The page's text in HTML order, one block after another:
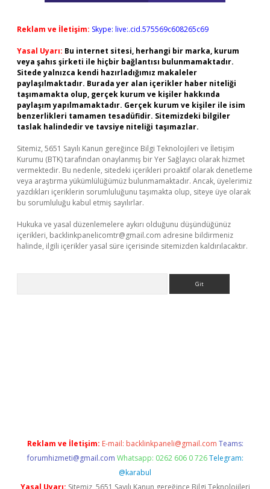
Reklam ve İletişim: Skype: live:.cid.575569c608265c69
Yasal Uyarı: Bu internet sitesi, herhangi bir marka, kurum
veya şahıs şirketi ile hiçbir bağlantısı bulunmamaktadır.
Sitede yalnızca kendi hazırladığımız makaleler
paylaşılmaktadır. Burada yer alan içerikler haber niteliği
taşımamakta olup, gerçek kurum ve kişiler hakkında
paylaşım yapılmamaktadır. Gerçek kurum ve kişiler ile isim
benzerlikleri tamamen tesadüfidir. Sitemizdeki bilgiler
taslak halindedir ve tavsiye niteliği taşımazlar.
Sitemiz, 5651 Sayılı Kanun gereğince Bilgi Teknolojileri ve İletişim
Kurumu (BTK) tarafından onaylanmış bir Yer Sağlayıcı olarak hizmet
vermektedir. Bu nedenle, sitedeki içerikleri proaktif olarak denetleme
veya araştırma yükümlülüğümüz bulunmamaktadır. Ancak, üyelerimiz
yazdıkları içeriklerin sorumluluğunu taşımakta olup, siteye üye olarak
bu sorumluluğu kabul etmiş sayılırlar.
Hukuka ve yasal düzenlemelere aykırı olduğunu düşündüğünüz
içerikleri, backlinkpanelicomtr@gmail.com adresine bildirmeniz
halinde, ilgili içerikler yasal süre içerisinde sitemizden kaldırılacaktır.
Reklam ve İletişim: E-mail: backlinkpaneli@gmail.com Teams:
forumhizmeti@gmail.com Whatsapp: 0262 606 0 726 Telegram:
@karabul
Yasal Uyarı: Sitemiz, 5651 Sayılı Kanun gereğince Bilgi Teknolojileri